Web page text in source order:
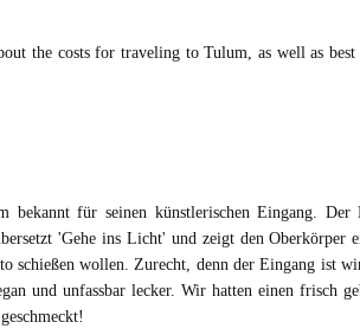
the costs for traveling to Tulum, as well as
für seinen künstlerischen Eingang. Der
'Gehe ins Licht' und zeigt den Oberkörper
schießen wollen. Zurecht, denn der Eingang ist
und unfassbar lecker. Wir hatten einen frisch